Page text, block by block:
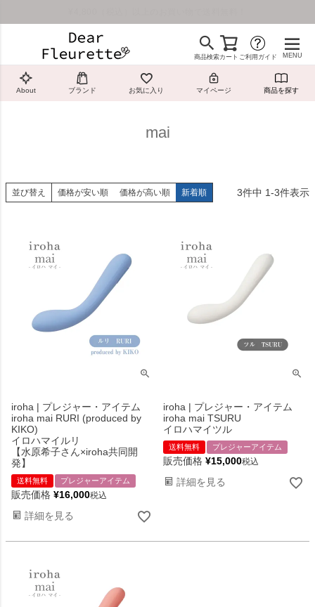
商品検索カート ご利用ガイド MENU
About ブランド お気に入り マイページ 商品を探す
mai
並び替え 価格が安い順 価格が高い順 新着順 3件中 1-3件表示
iroha | プレジャー・アイテム
iroha mai RURI (produced by
KIKO)
イロハマイルリ
【水原希子さん×iroha共同開
発】
送料無料 プレジャーアイテム
販売価格 ¥16,000税込
詳細を見る
iroha | プレジャー・アイテム
iroha mai TSURU
イロハマイツル
送料無料 プレジャーアイテム
販売価格 ¥15,000税込
詳細を見る